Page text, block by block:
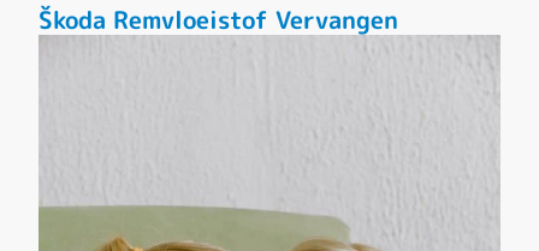
Škoda Remvloeistof Vervangen